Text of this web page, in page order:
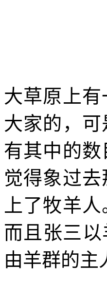
大草原上
大家的，
有其中的
觉得象过
上了牧羊
而且张三
由羊群的主